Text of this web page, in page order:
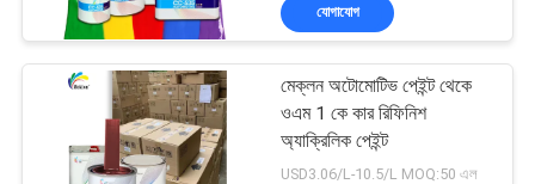
যোগাযোগ
মেক্লন অটোমোটিভ পেইন্ট থেকে
ওএম 1 কে কার রিফিনিশ
অ্যাক্রিলিক পেইন্ট
USD3.06/L-10.5/L MOQ:50 এল